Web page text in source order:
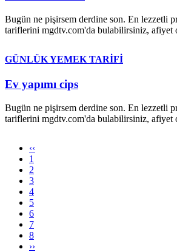
Bugün ne pişirsem derdine son. En lezzetli
tariflerini mgdtv.com'da bulabilirsiniz, afiyet
GÜNLÜK YEMEK TARİFİ
Ev yapımı cips
Bugün ne pişirsem derdine son. En lezzetli
tariflerini mgdtv.com'da bulabilirsiniz, afiyet
‹‹
1
2
3
4
5
6
7
8
››